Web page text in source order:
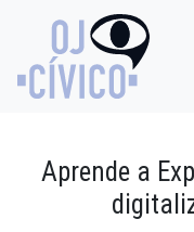
Aprende a